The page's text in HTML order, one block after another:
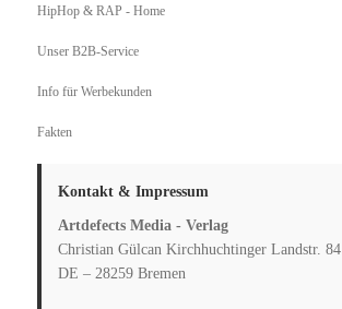
HipHop & RAP - Home
Unser B2B-Service
Info für Werbekunden
Fakten
Kontakt & Impressum
Artdefects Media - Verlag
Christian Gülcan Kirchhuchtinger Landstr. 84
DE – 28259 Bremen